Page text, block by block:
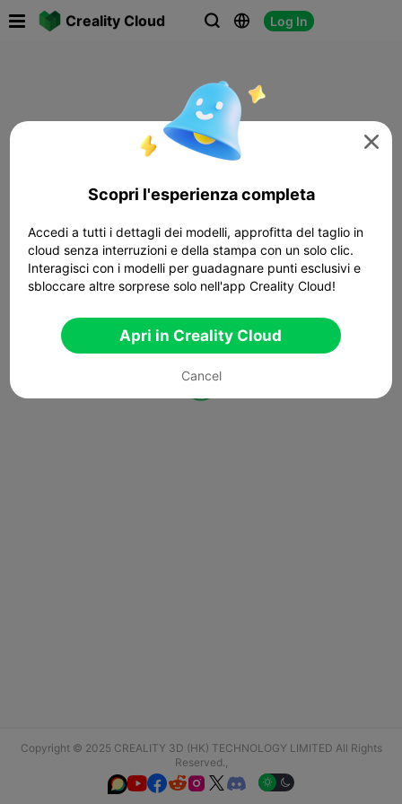
Creality Cloud   Log In
Copyright © 2025 CREALITY 3D (HK) TECHNOLOGY LIMITED All Rights
Reserved.,
  

Scopri l'esperienza completa
Accedi a tutti i dettagli dei modelli, approfitta del taglio in
cloud senza interruzioni e della stampa con un solo clic.
Interagisci con i modelli per guadagnare punti esclusivi e
sbloccare altre sorprese solo nell'app Creality Cloud!
Apri in Creality Cloud
Cancel